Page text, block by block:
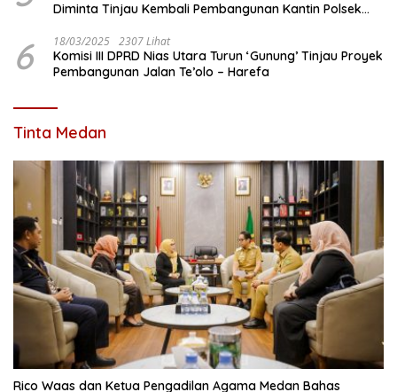
Diminta Tinjau Kembali Pembangunan Kantin Polsek
6 18/03/2025 2307 Lihat
Komisi III DPRD Nias Utara Turun ‘Gunung’ Tinjau Proyek
Pembangunan Jalan Te’olo – Harefa
Tinta Medan
Rico Waas dan Ketua Pengadilan Agama Medan Bahas